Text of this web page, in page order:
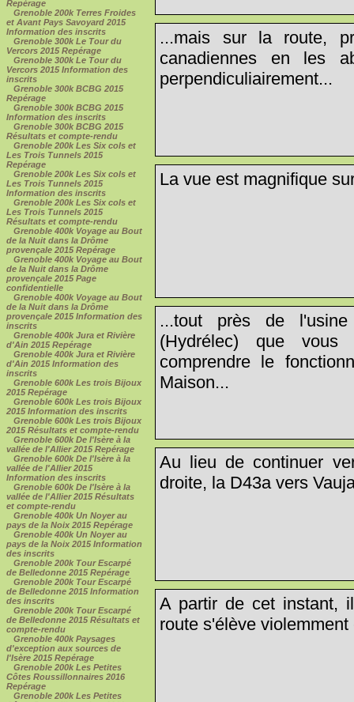
Repérage
Grenoble 200k Terres Froides
et Avant Pays Savoyard 2015
Information des inscrits
Grenoble 300k Le Tour du
Vercors 2015 Repérage
Grenoble 300k Le Tour du
Vercors 2015 Information des
inscrits
Grenoble 300k BCBG 2015
Repérage
Grenoble 300k BCBG 2015
Information des inscrits
Grenoble 300k BCBG 2015
Résultats et compte-rendu
Grenoble 200k Les Six cols et
Les Trois Tunnels 2015
Repérage
Grenoble 200k Les Six cols et
Les Trois Tunnels 2015
Information des inscrits
Grenoble 200k Les Six cols et
Les Trois Tunnels 2015
Résultats et compte-rendu
Grenoble 400k Voyage au Bout
de la Nuit dans la Drôme
provençale 2015 Repérage
Grenoble 400k Voyage au Bout
de la Nuit dans la Drôme
provençale 2015 Page
confidentielle
Grenoble 400k Voyage au Bout
de la Nuit dans la Drôme
provençale 2015 Information des
inscrits
Grenoble 400k Jura et Rivière
d'Ain 2015 Repérage
Grenoble 400k Jura et Rivière
d'Ain 2015 Information des
inscrits
Grenoble 600k Les trois Bijoux
2015 Repérage
Grenoble 600k Les trois Bijoux
2015 Information des inscrits
Grenoble 600k Les trois Bijoux
2015 Résultats et compte-rendu
Grenoble 600k De l'Isère à la
vallée de l'Allier 2015 Repérage
Grenoble 600k De l'Isère à la
vallée de l'Allier 2015
Information des inscrits
Grenoble 600k De l'Isère à la
vallée de l'Allier 2015 Résultats
et compte-rendu
Grenoble 400k Un Noyer au
pays de la Noix 2015 Repérage
Grenoble 400k Un Noyer au
pays de la Noix 2015 Information
des inscrits
Grenoble 200k Tour Escarpé
de Belledonne 2015 Repérage
Grenoble 200k Tour Escarpé
de Belledonne 2015 Information
des inscrits
Grenoble 200k Tour Escarpé
de Belledonne 2015 Résultats et
compte-rendu
Grenoble 400k Paysages
d'exception aux sources de
l'Isère 2015 Repérage
Grenoble 200k Les Petites
Côtes Roussillonnaires 2016
Repérage
Grenoble 200k Les Petites
...mais sur la route,
canadiennes en les
perpendiculiairement...
La vue est magnifique
...tout près de l'usine
(Hydrélec) que vous
comprendre le
Maison...
Au lieu de continuer
droite, la D43a vers
A partir de cet instant,
route s'élève